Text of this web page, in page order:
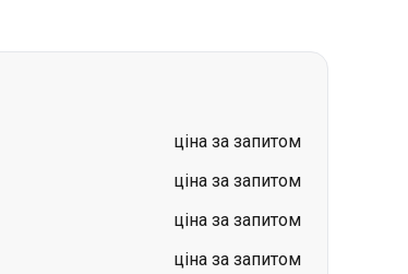
ціна за запитом
ціна за запитом
ціна за запитом
ціна за запитом